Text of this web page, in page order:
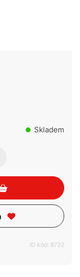
Skladem
ID kód: 8722